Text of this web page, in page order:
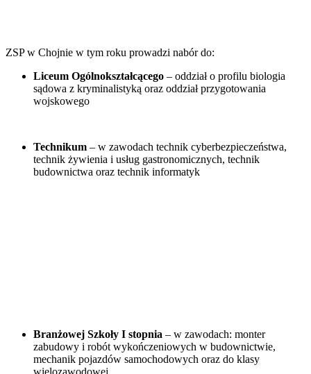
ZSP w Chojnie w tym roku prowadzi nabór do:
Liceum Ogólnokształcącego – oddział o profilu biologia
sądowa z kryminalistyką oraz oddział przygotowania
wojskowego
Technikum – w zawodach technik cyberbezpieczeństwa,
technik żywienia i usług gastronomicznych, technik
budownictwa oraz technik informatyk
Branżowej Szkoły I stopnia – w zawodach: monter
zabudowy i robót wykończeniowych w budownictwie,
mechanik pojazdów samochodowych oraz do klasy
wielozawodowej